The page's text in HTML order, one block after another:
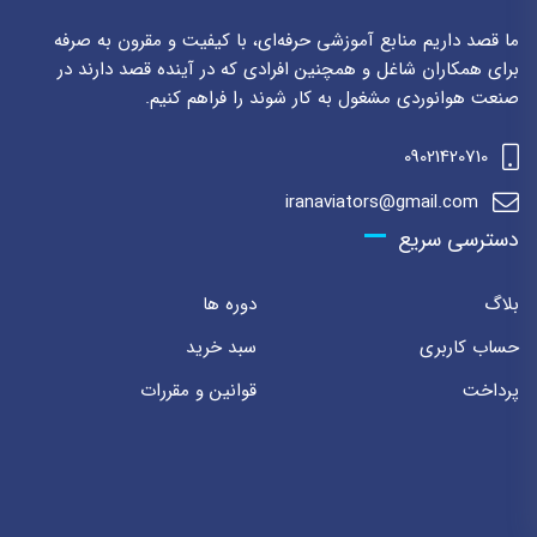
ما قصد داریم منابع آموزشی حرفه‌ای، با کیفیت و مقرون به صرفه
برای همکاران شاغل و همچنین افرادی که در آینده قصد دارند در
صنعت هوانوردی مشغول به کار شوند را فراهم کنیم.
09021420710
iranaviators@gmail.com
دسترسی سریع
بلاگ
دوره ها
حساب کاربری
سبد خرید
پرداخت
قوانین و مقررات